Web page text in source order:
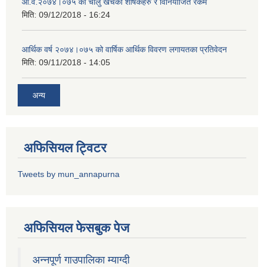
मिति: 09/12/2018 - 16:24
आर्थिक वर्ष २०७४।०७५ को वार्षिक आर्थिक विवरण लगायतका प्रतिवेदन
मिति: 09/11/2018 - 14:05
अन्य
अफिसियल ट्विटर
Tweets by mun_annapurna
अफिसियल फेसबुक पेज
अन्नपूर्ण गाउपालिका म्याग्दी